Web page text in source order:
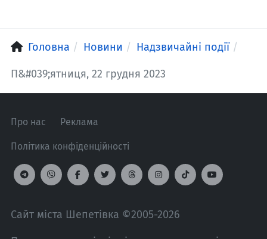
Головна Новини Надзвичайні події
П&#039;ятниця, 22 грудня 2023
Про нас Реклама
Політика конфіденційності
Сайт міста Шепетівка ©2005-2026